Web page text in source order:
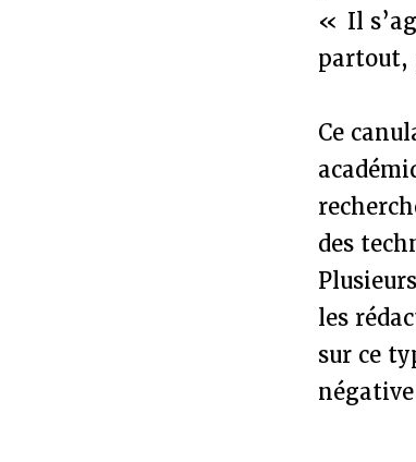
« Il
partout,
Ce
des
les
sur ce